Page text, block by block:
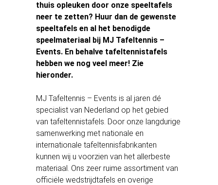
thuis opleuken door onze speeltafels
neer te zetten? Huur dan de gewenste
speeltafels en al het benodigde
speelmateriaal bij MJ Tafeltennis –
Events. En behalve tafeltennistafels
hebben we nog veel meer! Zie
hieronder.
MJ Tafeltennis – Events is al jaren dé
specialist van Nederland op het gebied
van tafeltennistafels. Door onze langdurige
samenwerking met nationale en
internationale tafeltennisfabrikanten
kunnen wij u voorzien van het allerbeste
materiaal. Ons zeer ruime assortiment van
officiële wedstrijdtafels en overige